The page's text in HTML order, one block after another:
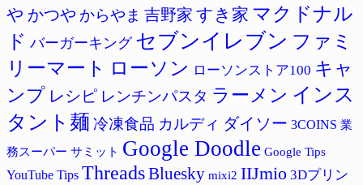
や かつや からやま 吉野家 すき家 マクドナル
ド バーガーキング セブンイレブン ファミ
リーマート ローソン ローソンストア100 キャ
ンプ レシピ レンチンパスタ ラーメン インス
タント麺 冷凍食品 カルディ ダイソー 3COINS 業
務スーパー サミット Google Doodle Google Tips
YouTube Tips ThreadsBluesky mixi2 IIJmio 3Dプリン